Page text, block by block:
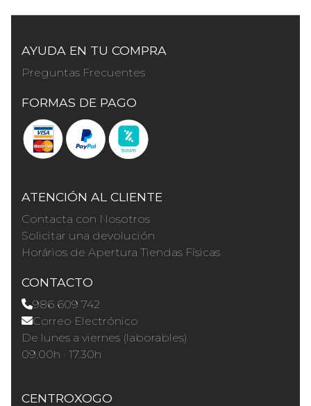
AYUDA EN TU COMPRA
Preguntas Frecuentes
FORMAS DE PAGO
ATENCIÓN AL CLIENTE
Contacta con Nosotros
Solicitar una devolución
Horários de Apertura Tiendas Físicas
CONTACTO
986 609 742
Correo Electrónico
De lunes a viernes (laborables)
09.00h · 17.30h
CENTROXOGO